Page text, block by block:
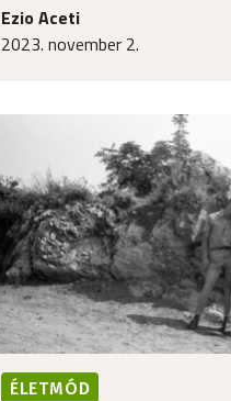
Ezio Aceti
2023. november 2.
ÉLETMÓD